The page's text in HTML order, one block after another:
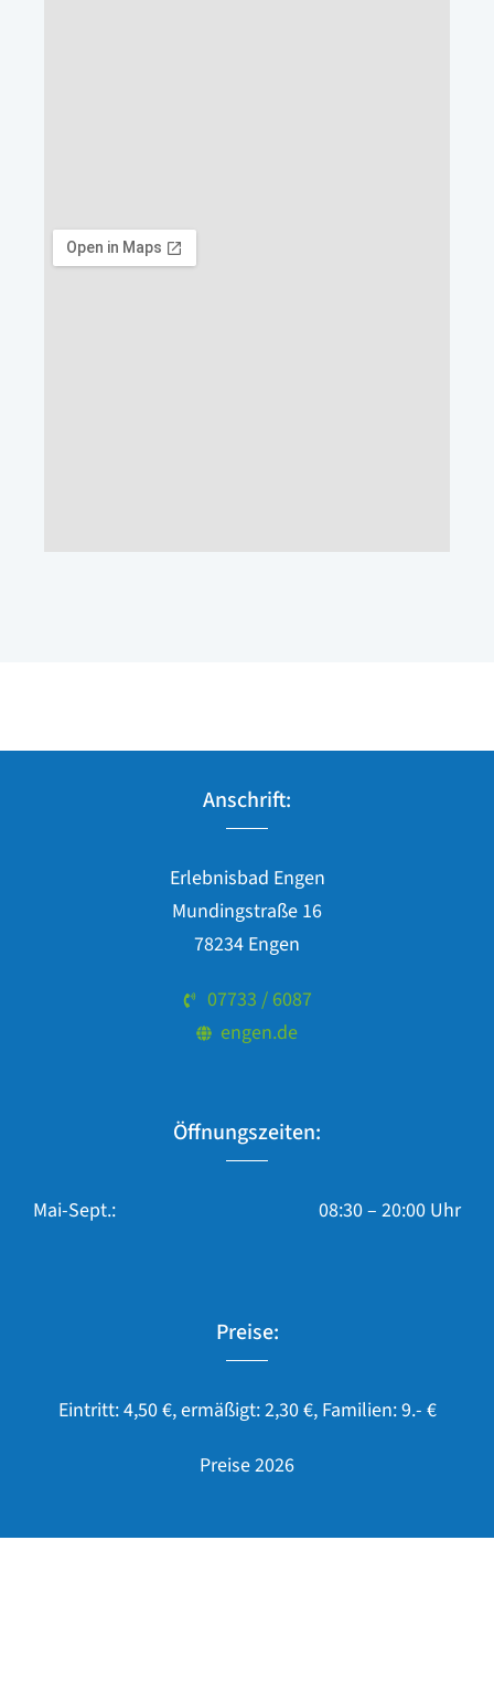
Anschrift:
Erlebnisbad Engen
Mundingstraße 16
78234 Engen
07733 / 6087
engen.de
Öffnungszeiten:
Mai-Sept.: 08:30 – 20:00 Uhr
Preise:
Eintritt: 4,50 €, ermäßigt: 2,30 €, Familien: 9.- €
Preise 2026